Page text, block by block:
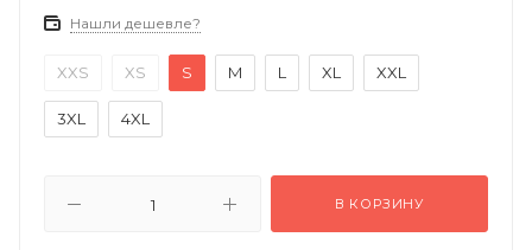
Нашли дешевле?
XXS XS S M L XL XXL
3XL 4XL
В КОРЗИНУ